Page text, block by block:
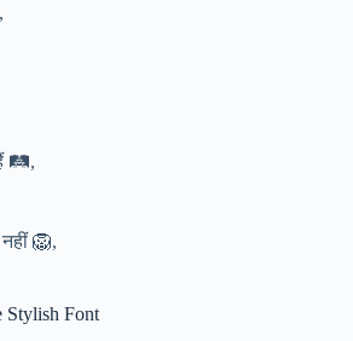
🛤️,
🦁,
Stylish Font